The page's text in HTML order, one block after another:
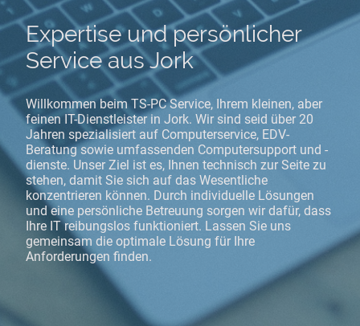
Expertise und persönlicher
Service aus Jork
Willkommen beim TS-PC Service, Ihrem kleinen, aber
feinen IT-Dienstleister in Jork. Wir sind seid über 20
Jahren spezialisiert auf Computerservice, EDV-
Beratung sowie umfassenden Computersupport und -
dienste. Unser Ziel ist es, Ihnen technisch zur Seite zu
stehen, damit Sie sich auf das Wesentliche
konzentrieren können. Durch individuelle Lösungen
und eine persönliche Betreuung sorgen wir dafür, dass
Ihre IT reibungslos funktioniert. Lassen Sie uns
gemeinsam die optimale Lösung für Ihre
Anforderungen finden.